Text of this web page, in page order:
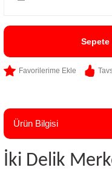
Sepete
Ürün Bilgisi
İki Delik